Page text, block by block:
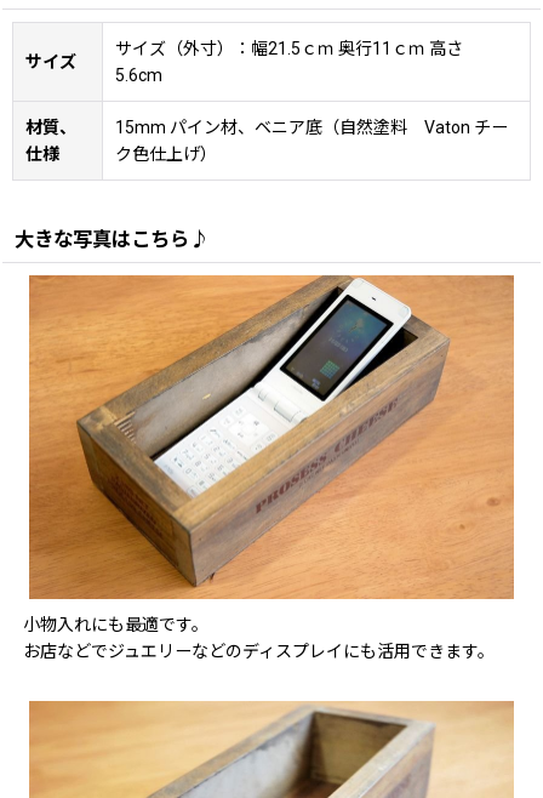
サイズ
サイズ（外寸）：幅21.5ｃｍ 奥行11ｃｍ 高さ
5.6cm
材質、
仕様
15mm パイン材、ベニア底（自然塗料 Vaton チー
ク色仕上げ）
大きな写真はこちら♪
小物入れにも最適です。
お店などでジュエリーなどのディスプレイにも活用できます。